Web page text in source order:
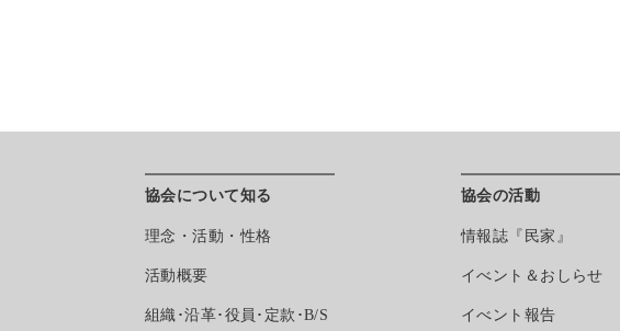
協会について知る
理念・活動・性格
活動概要
組織･沿革･役員･定款･B/S
協会の活動
情報誌『民家』
イべント＆おしらせ
イべント報告